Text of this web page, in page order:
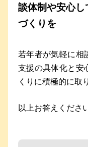
談体制や安心
づくりを
若年者が気軽に相
支援の具体化と安
くりに積極的に取
以上お答えくださ